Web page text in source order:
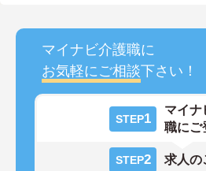
マイナビ介護職に
お気軽にご相談下さい！
STEP1
マイナ
職にご
STEP2 求人の